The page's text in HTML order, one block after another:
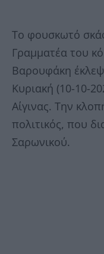
Το φουσκωτό
Γραμματέα του
Βαρουφάκη
Κυριακή (10-10-
Αίγινας. Την
πολιτικός, που
Σαρωνικού.